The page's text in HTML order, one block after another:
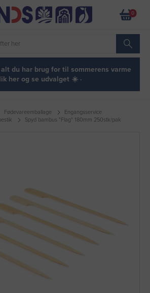
0
du har brug for til sommerens varme
her og se udvalget ☀️ ·
Fødevareemballage
Engangsservice
Spyd bambus "Flag" 180mm 250stk/pak